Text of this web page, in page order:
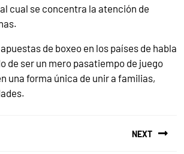
cual se concentra la atención de
de boxeo en los países de habla
de ser un mero pasatiempo de juego
una forma única de unir a familias,
NEXT